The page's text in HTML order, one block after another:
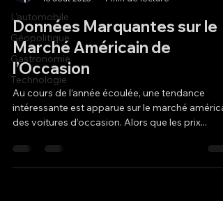
L'automobile
Géopolitique
Gastronomie
Technologie
Données Marquantes sur le
Marché Américain de
l’Occasion
Au cours de l’année écoulée, une tendance
intéressante est apparue sur le marché
des voitures d’occasion. Alors que les prix...